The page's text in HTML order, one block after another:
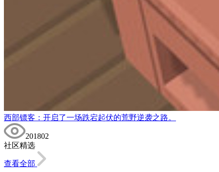
西部镖客：开启了一场跌宕起伏的荒野逆袭之路。
201802
社区精选
查看全部